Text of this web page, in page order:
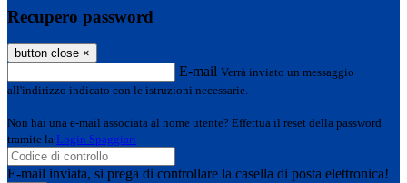
Recupero password
button close ×
E-mail Verrà inviato un messaggio
all'indirizzo indicato con le istruzioni necessarie.
Non hai una e-mail associata al nome utente? Effettua il reset della password
tramite la Login Spaggiari
E-mail inviata, si prega di controllare la casella di posta elettronica!